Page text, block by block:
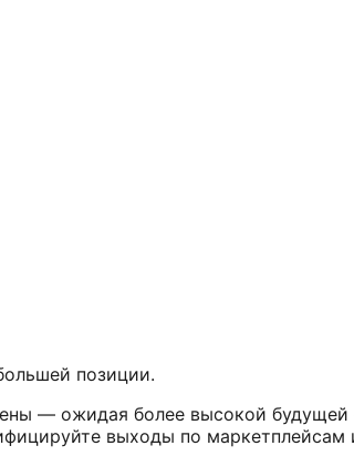
позиции.
— ожидая более высокой
выходы по